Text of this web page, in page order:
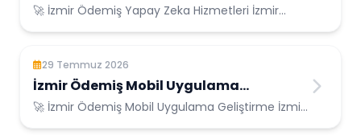
🚀 İzmir Ödemiş Yapay Zeka Hizmetleri İzmir
29 Temmuz 2026
İzmir Ödemiş Mobil Uygulama
Geliştirme
🚀 İzmir Ödemiş Mobil Uygulama Geliştirme İzmir